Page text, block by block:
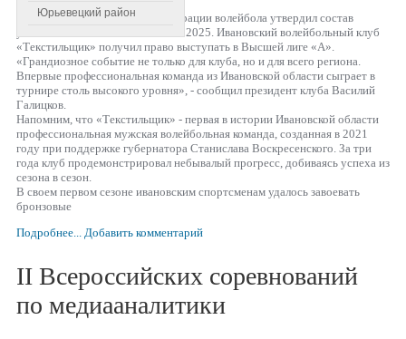
Юрьевецкий район
Президиум Всероссийской федерации волейбола утвердил состав
участников чемпионата России - 2025. Ивановский волейбольный клуб
«Текстильщик» получил право выступать в Высшей лиге «А».
«Грандиозное событие не только для клуба, но и для всего региона.
Впервые профессиональная команда из Ивановской области сыграет в
турнире столь высокого уровня», - сообщил президент клуба Василий
Галицков.
Напомним, что «Текстильщик» - первая в истории Ивановской области
профессиональная мужская волейбольная команда, созданная в 2021
году при поддержке губернатора Станислава Воскресенского. За три
года клуб продемонстрировал небывалый прогресс, добиваясь успеха из
сезона в сезон.
В своем первом сезоне ивановским спортсменам удалось завоевать
бронзовые
Подробнее... Добавить комментарий
II Всероссийских соревнований
по медиааналитики